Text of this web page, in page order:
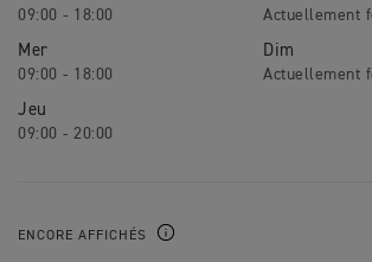
09:00 - 18:00
Mer
09:00 - 18:00
Jeu
09:00 - 20:00
Dim
ENCORE AFFICHÉS